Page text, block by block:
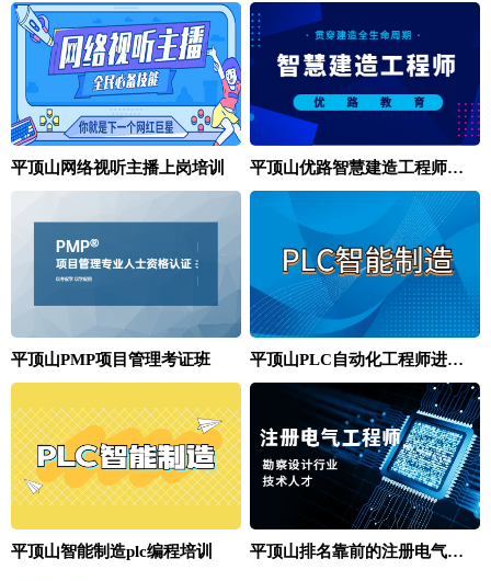
平顶山网络视听主播上岗培训 平顶山优路智慧建造工程师培训班
平顶山PMP项目管理考证班 平顶山PLC自动化工程师进阶培训班
平顶山智能制造plc编程培训 平顶山排名靠前的注册电气工程师培训班